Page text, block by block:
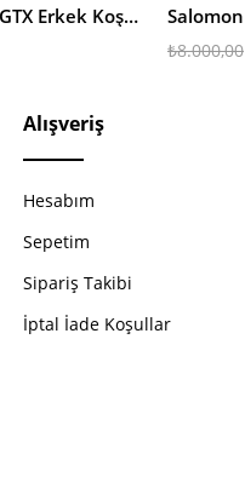
Salomon Supercross 4 GTX Erkek Koşu Ayakkabısı
₺8.000,00
Alışveriş
Hesabım
Sepetim
Sipariş Takibi
İptal İade Koşullar